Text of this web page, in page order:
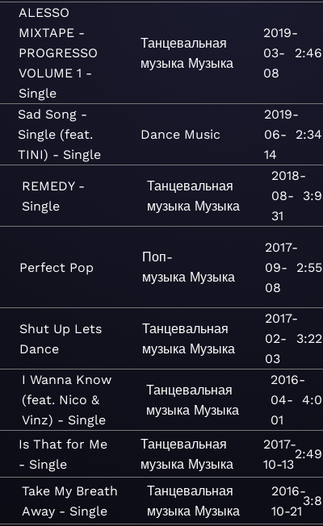
ALESSO
MIXTAPE -
PROGRESSO
VOLUME 1 -
Single
Танцевальная
музыка Музыка
2019-
03-
08
2:46
Sad Song -
Single (feat.
TINI) - Single
Dance Music
2019-
06-
14
2:34
REMEDY -
Single
Танцевальная
музыка Музыка
2018-
08-
31
3:9
Perfect Pop
Поп-
музыка Музыка
2017-
09-
08
2:55
Shut Up Lets
Dance
Танцевальная
музыка Музыка
2017-
02-
03
3:22
I Wanna Know
(feat. Nico &
Vinz) - Single
Танцевальная
музыка Музыка
2016-
04-
01
4:0
Is That for Me
- Single
Танцевальная
музыка Музыка
2017-
10-13
2:49
Take My Breath
Away - Single
Танцевальная
музыка Музыка
2016-
10-21
3:8